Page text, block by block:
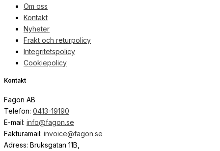
Om oss
Kontakt
Nyheter
Frakt och returpolicy
Integritetspolicy
Cookiepolicy
Kontakt
Fagon AB
Telefon: 0413-19190
E-mail: info@fagon.se
Fakturamail: invoice@fagon.se
Adress: Bruksgatan 11B,